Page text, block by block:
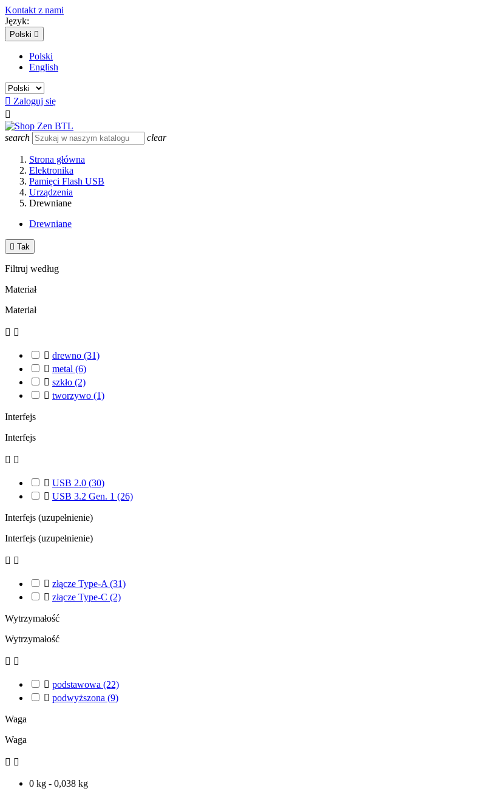
Kontakt z nami
Język:
Polski 
Polski
English
 Zaloguj się

search clear
Strona główna
Elektronika
Pamięci Flash USB
Urządzenia
Drewniane
Drewniane
 Tak
Filtruj według
Materiał
Materiał
 
 drewno (31)
 metal (6)
 szkło (2)
 tworzywo (1)
Interfejs
Interfejs
 
 USB 2.0 (30)
 USB 3.2 Gen. 1 (26)
Interfejs (uzupełnienie)
Interfejs (uzupełnienie)
 
 złącze Type-A (31)
 złącze Type-C (2)
Wytrzymałość
Wytrzymałość
 
 podstawowa (22)
 podwyższona (9)
Waga
Waga
 
0 kg - 0,038 kg